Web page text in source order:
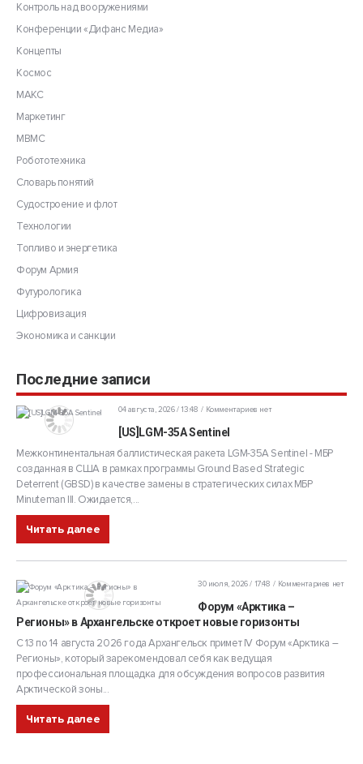
Контроль над вооружениями
Конференции «Дифанс Медиа»
Концепты
Космос
МАКС
Маркетинг
МВМС
Робототехника
Словарь понятий
Судостроение и флот
Технологии
Топливо и энергетика
Форум Армия
Футурологика
Цифровизация
Экономика и санкции
Последние записи
04 августа, 2026 / 13:48 Комментариев нет
[US]LGM-35A Sentinel
Межконтинентальная баллистическая ракета LGM-35A Sentinel - МБР
созданная в США в рамках программы Ground Based Strategic
Deterrent (GBSD) в качестве замены в стратегических силах МБР
Minuteman III. Ожидается,...
Читать далее
30 июля, 2026 / 17:48 Комментариев нет
Форум «Арктика –
Регионы» в Архангельске откроет новые горизонты
С 13 по 14 августа 2026 года Архангельск примет IV Форум «Арктика –
Регионы», который зарекомендовал себя как ведущая
профессиональная площадка для обсуждения вопросов развития
Арктической зоны...
Читать далее